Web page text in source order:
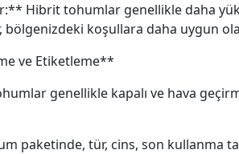
Hibrit tohumlar genellikle daha
bölgenizdeki koşullara daha uygun
ve Etiketleme**
genellikle kapalı ve hava
paketinde, tür, cins, son kullanma